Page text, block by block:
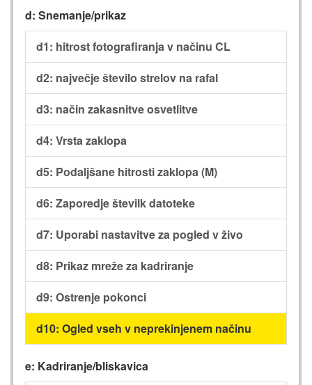
d: Snemanje/prikaz
d1: hitrost fotografiranja v načinu CL
d2: največje število strelov na rafal
d3: način zakasnitve osvetlitve
d4: Vrsta zaklopa
d5: Podaljšane hitrosti zaklopa (M)
d6: Zaporedje številk datoteke
d7: Uporabi nastavitve za pogled v živo
d8: Prikaz mreže za kadriranje
d9: Ostrenje pokonci
d10: Ogled vseh v neprekinjenem načinu
e: Kadriranje/bliskavica